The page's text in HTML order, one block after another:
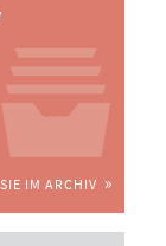
IM ARCHIV